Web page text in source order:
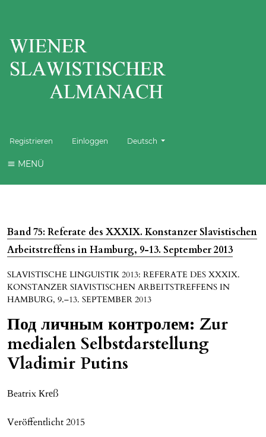
Registrieren Einloggen Sprache wechseln. Die aktuelle
Deutsch
MENÜ
Band 75: Referate des XXXIX. Konstanzer Slavistischen
Arbeitstreffens in Hamburg, 9-13. September 2013
SLAVISTISCHE LINGUISTIK 2013: REFERATE DES XXXIX.
KONSTANZER SIAVISTISCHEN ARBEITSTREFFENS IN
HAMBURG, 9.–13. SEPTEMBER 2013
Под личным контролем: Zur
medialen Selbstdarstellung
Vladimir Putins
Вeatrix Кrеß
Veröffentlicht 2015